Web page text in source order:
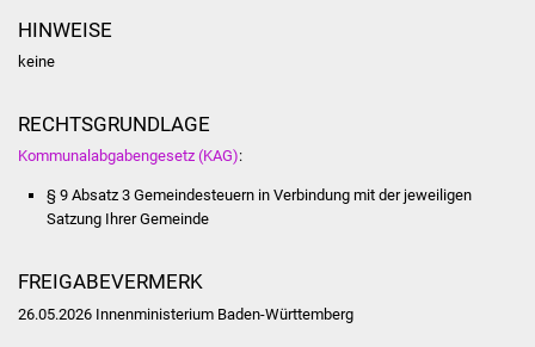
Formulare
HINWEISE
keine
RECHTSGRUNDLAGE
Kommunalabgabengesetz (KAG):
§ 9 Absatz 3 Gemeindesteuern in Verbindung mit der jeweiligen
Satzung Ihrer Gemeinde
FREIGABEVERMERK
26.05.2026 Innenministerium Baden-Württemberg